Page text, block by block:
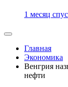
1 месяц
Главная
Экономика
Венгрия
нефти